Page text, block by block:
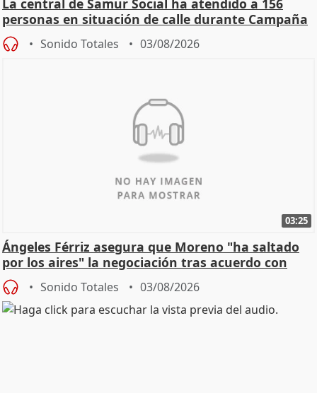
personas en situación de calle durante Campaña
de Calor
Sonido Totales 03/08/2026
03:25
Ángeles Férriz asegura que Moreno "ha saltado
por los aires" la negociación tras acuerdo con
SMA
Sonido Totales 03/08/2026